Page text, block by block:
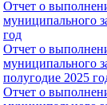
Отчет о
муниципального
год
Отчет о
муниципального
полугодие 2025
Отчет о